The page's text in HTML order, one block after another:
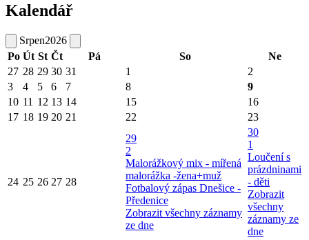
Kalendář
Srpen2026
Po Út St Čt Pá So
Ne
27 28 29 30 31 1
2
3
4 5 6 7 8
9
10 11 12 13 14 15
16
17 18 19 20 21 22 23
24 25 26 27 28
29
2
Malorážkový mix - mířená
malorážka -žena+muž
Fotbalový zápas Dnešice -
Předenice
Zobrazit všechny záznamy
ze dne
30
1
Loučení s
prázdninami
- děti
Zobrazit
všechny
záznamy ze
dne